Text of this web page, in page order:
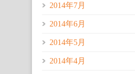
2014年7月
2014年6月
2014年5月
2014年4月